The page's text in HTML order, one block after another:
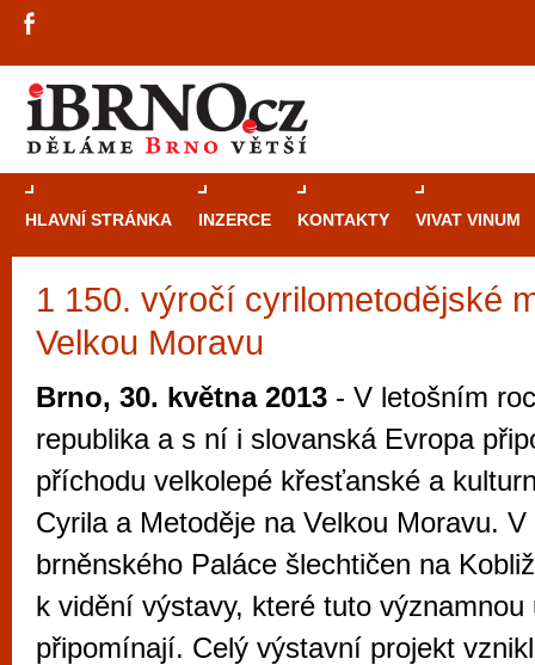
HLAVNÍ STRÁNKA INZERCE KONTAKTY VIVAT VINUM
1 150. výročí cyrilometodějské
Velkou Moravu
Brno, 30. května 2013 - V letošním
republika a s ní i slovanská Evropa
příchodu velkolepé křesťanské a
Cyrila a Metoděje na Velkou Moravu.
brněnského Paláce šlechtičen na
k vidění výstavy, které tuto významnou
připomínají. Celý výstavní projekt
Průvodce
Brno je
zajímavé
restaurace,
Mimo jiné je ale také místem, kde si
vyzkoušet různé kasinové hry. V
metropoli naleznete širokou nabídku her
po moderní automaty jak pro pravidelné
příležitostné hráče. V...